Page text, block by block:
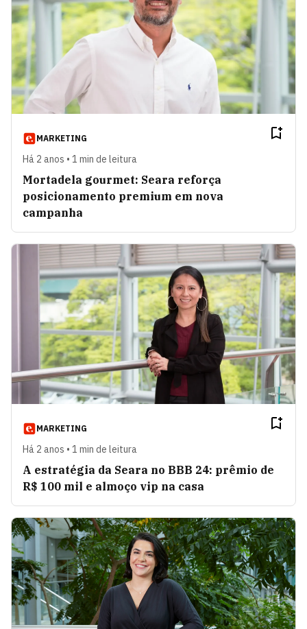
MARKETING
Há 2 anos • 1 min de leitura
Mortadela gourmet: Seara reforça
posicionamento premium em nova
campanha
MARKETING
Há 2 anos • 1 min de leitura
A estratégia da Seara no BBB 24: prêmio de
R$ 100 mil e almoço vip na casa